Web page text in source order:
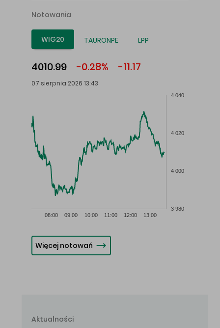
Notowania
WIG20 TAURONPE LPP
4010.99 -0.28% -11.17
07 sierpnia 2026 13:43
08:00 09:00 10:00 11:00 12:00 13:00
3 980
4 000
4 020
4 040
Więcej notowań
Aktualności